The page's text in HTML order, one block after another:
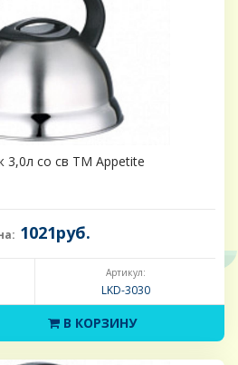
3,0л со св TM Appetite
1021руб.
Артикул:
LKD-3030
В КОРЗИНУ